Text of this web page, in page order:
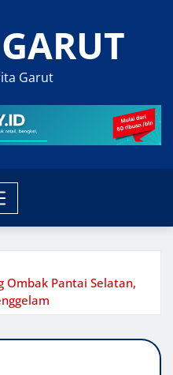
Garut
Ombak Pantai Selatan,